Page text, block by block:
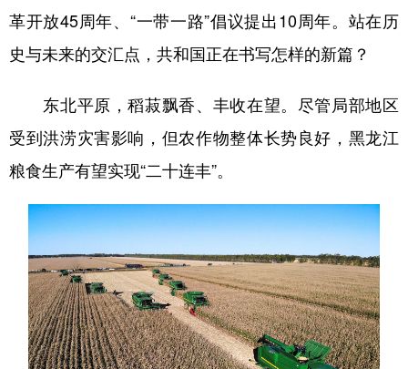
革开放45周年、“一带一路”倡议提出10周年。站在历
史与未来的交汇点，共和国正在书写怎样的新篇？
东北平原，稻菽飘香、丰收在望。尽管局部地区
受到洪涝灾害影响，但农作物整体长势良好，黑龙江
粮食生产有望实现“二十连丰”。